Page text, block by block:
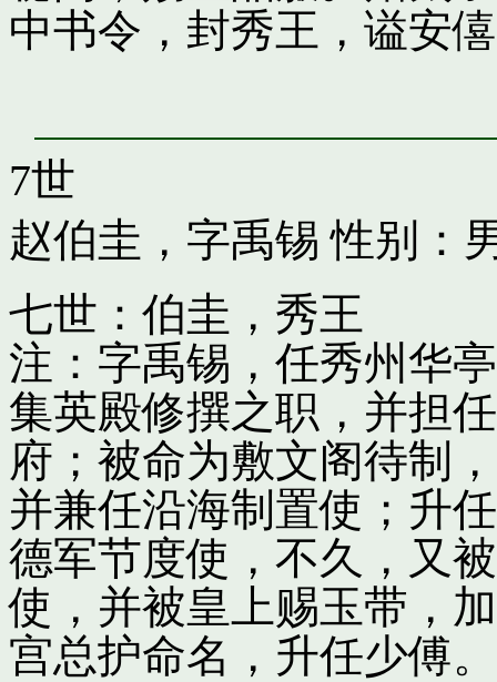
中书令，封秀王，谥安
7世
赵伯圭，字禹锡 性别：
七世：伯圭，秀王
注：字禹锡，任秀州华
集英殿修撰之职，并担
府；被命为敷文阁待制
并兼任沿海制置使；升
德军节度使，不久，又
使，并被皇上赐玉带，
宫总护命名，升任少傅